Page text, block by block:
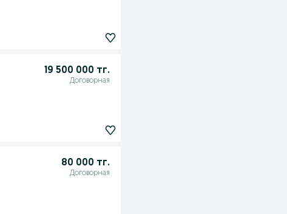
19 500 000 тг.
Договорная
80 000 тг.
Договорная